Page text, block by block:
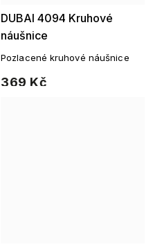
DUBAI 4094 Kruhové
náušnice
369 Kč
Pozlacené kruhové náušnice